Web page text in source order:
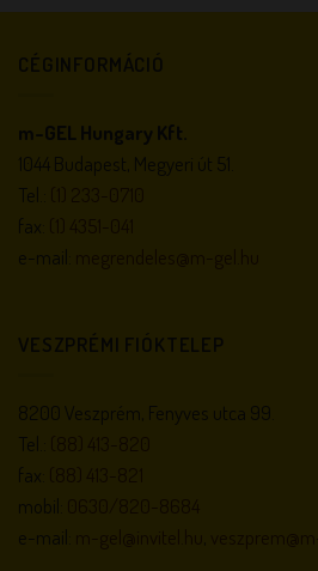
CÉGINFORMÁCIÓ
m-GEL Hungary Kft.
1044 Budapest, Megyeri út 51.
Tel.:
fax:
e-mail:
VESZPRÉMI FIÓKTELEP
8200 Veszprém, Fenyves utca 99.
Tel.:
fax:
mobil:
e-mail: